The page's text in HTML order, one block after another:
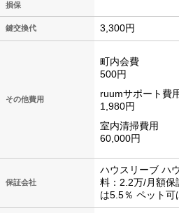
損保
鍵交換代 3,300円
その他費用
町内会費
500円
ruumサポート費
1,980円
室内清掃費用
60,000円
保証会社
ハウスリーブ ハ
料：2.2万/月額保
は5.5％ ペット可